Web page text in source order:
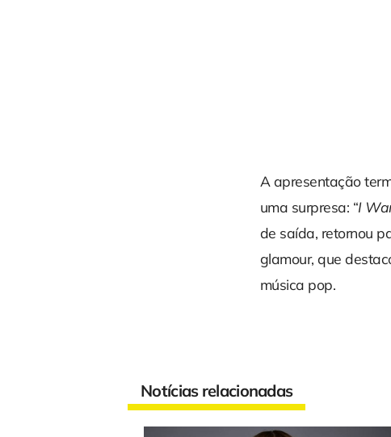
A apresentação
uma surpresa: “I
de saída, retornou
glamour, que
música pop.
Notícias relacionadas